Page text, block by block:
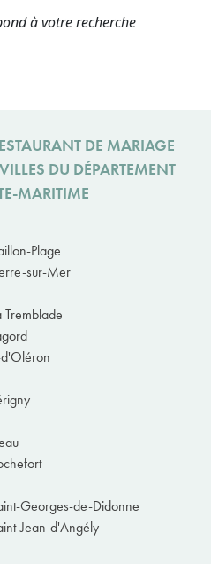
à votre recherche
DE MARIAGE
DU DÉPARTEMENT
MARITIME
Plage
sur-Mer
Tremblade
Georges-de-Didonne
Jean-d'Angély